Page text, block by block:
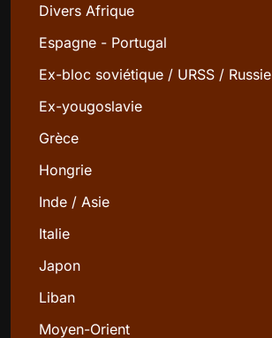
Divers Afrique
Espagne - Portugal
Ex-bloc soviétique / URSS / Russie
Ex-yougoslavie
Grèce
Hongrie
Inde / Asie
Italie
Japon
Liban
Moyen-Orient